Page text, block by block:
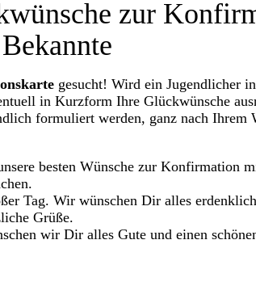
zur
gesucht! Wird ein Jugendlicher
in Kurzform Ihre Glückwünsche
formuliert werden, ganz nach Ihrem
besten Wünsche zur Konfirmation
Tag. Wir wünschen Dir alles
Grüße.
wir Dir alles Gute und einen